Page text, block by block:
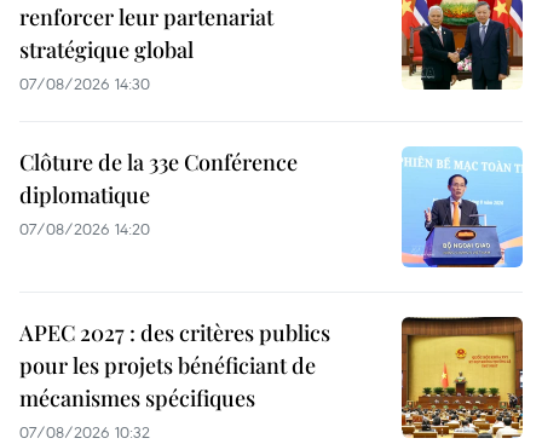
renforcer leur partenariat
stratégique global
07/08/2026 14:30
Clôture de la 33e Conférence
diplomatique
07/08/2026 14:20
APEC 2027 : des critères publics
pour les projets bénéficiant de
mécanismes spécifiques
07/08/2026 10:32